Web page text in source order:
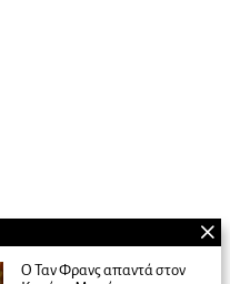
Ο Ταν Φρανς απαντά στον